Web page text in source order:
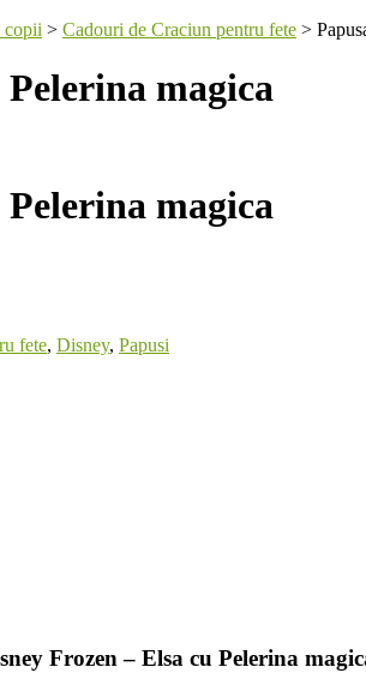
copii > Cadouri de Craciun pentru fete >
magica
magica
fete, Disney, Papusi
Frozen – Elsa cu Pelerina